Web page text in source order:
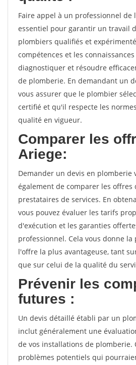
Faire appel à un professionnel de
essentiel pour garantir un travail
plombiers qualifiés et
compétences et les
diagnostiquer et résoudre
de plomberie. En demandant un
vous assurer que le plombier
certifié et qu'il respecte les
qualité en vigueur.
Comparer les
Ariege:
Demander un devis en plomberie
également de comparer les offres
prestataires de services. En
vous pouvez évaluer les tarifs
d'exécution et les garanties
professionnel. Cela vous donne
l'offre la plus avantageuse, tant
que sur celui de la qualité du
Prévenir les
futures :
Un devis détaillé établi par un
inclut généralement une
de vos installations de plomberie.
problèmes potentiels qui